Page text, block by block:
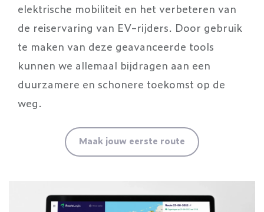
elektrische mobiliteit en het verbeteren van
de reiservaring van EV-rijders. Door gebruik
te maken van deze geavanceerde tools
kunnen we allemaal bijdragen aan een
duurzamere en schonere toekomst op de
weg.
Maak jouw eerste route